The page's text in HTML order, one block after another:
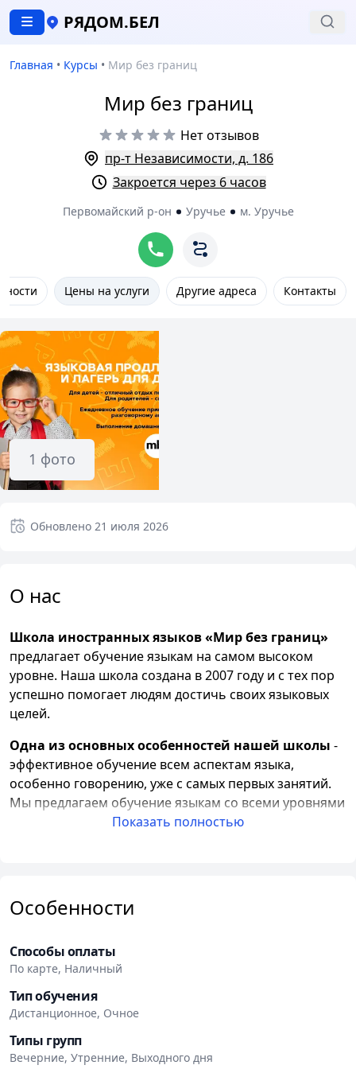
РЯДОМ.БЕЛ
Главная • Курсы • Мир без границ
Мир без границ
Нет отзывов
пр-т Независимости, д. 186
Закроется через 6 часов
Первомайский р-он Уручье м. Уручье
Цены на услуги Другие адреса Контакты
1 фото
Обновлено 21 июля 2026
О нас
Школа иностранных языков «Мир без границ»
предлагает обучение языкам на самом высоком
уровне. Наша школа создана в 2007 году и с тех пор
успешно помогает людям достичь своих языковых
целей.
Одна из основных особенностей нашей школы -
эффективное обучение всем аспектам языка,
особенно говорению, уже с самых первых занятий.
Мы предлагаем обучение языкам со всеми уровнями
подготовки, включая письмо, чтение, аудирование,
языке уже через несколько месяцев занятий.
для детей и подростков. Мы работаем с детьми
начиная с 6 лет. Для малышей мы разработали
интересные игровые программы с учетом их
возрастных особенностей, включающие стихи,
песенки и театрализованные представления.
Подросткам предлагаются коммуникативные курсы и
подготовка к ЦТ. У нас также проводится языковой
Показать полностью
Особенности
Способы оплаты
По карте, Наличный
Тип обучения
Дистанционное, Очное
Типы групп
Вечерние, Утренние, Выходного дня